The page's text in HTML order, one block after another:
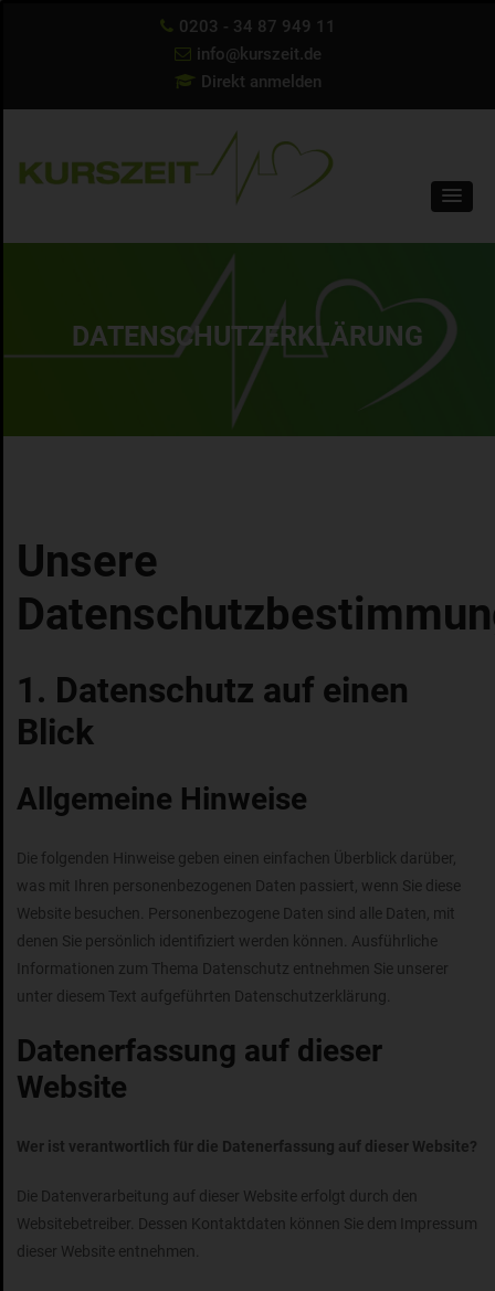
0203 - 34 87 949 11
info@kurszeit.de
Direkt anmelden
DATENSCHUTZERKLÄRUNG
Unsere
1. Datenschutz auf einen
Blick
Allgemeine Hinweise
Die folgenden Hinweise geben einen einfachen Überblick darüber,
was mit Ihren personenbezogenen Daten passiert, wenn Sie diese
Website besuchen. Personenbezogene Daten sind alle Daten, mit
denen Sie persönlich identifiziert werden können. Ausführliche
Informationen zum Thema Datenschutz entnehmen Sie unserer
unter diesem Text aufgeführten Datenschutzerklärung.
Datenerfassung auf dieser
Website
Wer ist verantwortlich für die Datenerfassung auf dieser Website?
Die Datenverarbeitung auf dieser Website erfolgt durch den
Websitebetreiber. Dessen Kontaktdaten können Sie dem Impressum
dieser Website entnehmen.